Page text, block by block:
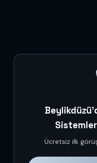
Ücretsiz ilk